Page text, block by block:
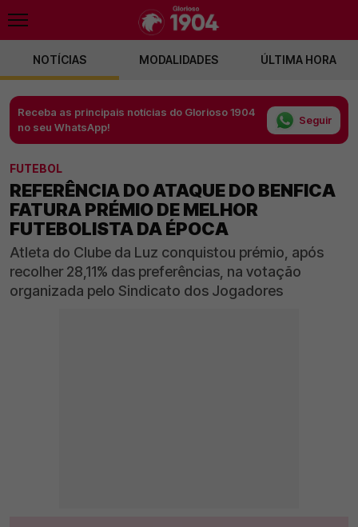
NOTÍCIAS MODALIDADES ÚLTIMA HORA
Receba as principais notícias do Glorioso 1904
no seu WhatsApp!
Seguir
FUTEBOL
REFERÊNCIA DO ATAQUE DO BENFICA
FATURA PRÉMIO DE MELHOR
FUTEBOLISTA DA ÉPOCA
Atleta do Clube da Luz conquistou prémio, após
recolher 28,11% das preferências, na votação
organizada pelo Sindicato dos Jogadores